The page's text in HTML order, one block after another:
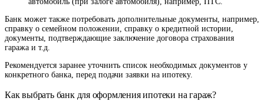
Банк может также потребовать дополнительные документы, например,
справку о семейном положении, справку о кредитной истории,
документы, подтверждающие заключение договора страхования
гаража и т.д.
Рекомендуется заранее уточнить список необходимых документов у
конкретного банка, перед подачи заявки на ипотеку.
Как выбрать банк для оформления ипотеки на гараж?